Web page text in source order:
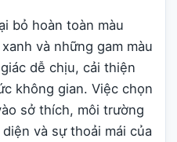
bỏ hoàn toàn màu
và những gam màu
dễ chịu, cải thiện
không gian. Việc chọn
sở thích, môi trường
và sự thoải mái của